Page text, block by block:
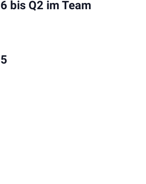
bis Q2 im Team